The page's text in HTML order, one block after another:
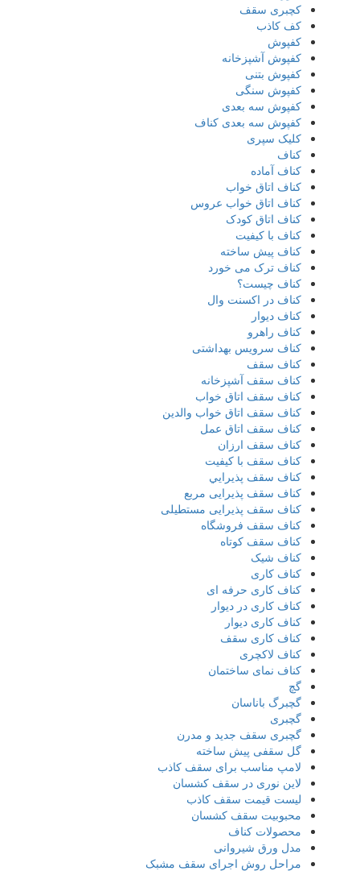
کچبری سقف
کف کاذب
کفپوش
کفپوش آشپزخانه
کفپوش بتنی
کفپوش سنگی
کفپوش سه بعدی
کفپوش سه بعدی کناف
کلیک سپری
کناف
کناف آماده
کناف اتاق خواب
کناف اتاق خواب عروس
کناف اتاق کودک
کناف با کیفیت
کناف پیش ساخته
کناف ترک می خورد
کناف چیست؟
کناف در اکسنت وال
کناف دیوار
کناف راهرو
کناف سرویس بهداشتی
کناف سقف
کناف سقف آشپزخانه
کناف سقف اتاق خواب
کناف سقف اتاق خواب والدین
کناف سقف اتاق عمل
کناف سقف ارزان
کناف سقف با کیفیت
کناف سقف پذيرايي
کناف سقف پذیرایی مربع
کناف سقف پذیرایی مستطیلی
کناف سقف فروشگاه
کناف سقف کوتاه
کناف شیک
کناف کاری
کناف کاری حرفه ای
کناف کاری در دیوار
کناف کاری دیوار
کناف کاری سقف
کناف لاکچری
کناف نمای ساختمان
گچ
گچبرگ باناسان
گچبری
گچبری سقف جدید و مدرن
گل سقفی پیش ساخته
لامپ مناسب برای سقف کاذب
لاین نوری در سقف کشسان
لیست قیمت سقف کاذب
محبوبیت سقف کشسان
محصولات کناف
مدل ورق شیروانی
مراحل روش اجرای سقف مشبک